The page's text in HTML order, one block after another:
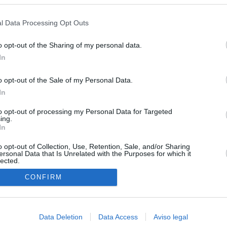
Data Processing Opt Outs
opt-out of the Sharing of my personal data.
opt-out of the Sale of my Personal Data.
opt-out of processing my Personal Data for Targeted
opt-out of Collection, Use, Retention, Sale, and/or Sharing
Data that Is Unrelated with the Purposes for which it
CONFIRM
Data Deletion Data Access Aviso legal
en una semana
del ático de lujo solo ha comprado dos inmuebles en los
aunque Ayuso dice que realiza compraventas "todo el año"
con la acogida de menores: dice ahora que "cumplirán la ley"
en las que gobiernan con Vox se oponen
pide que "se agoten todas las vías para que vuelvan con sus
llegados a Ceuta